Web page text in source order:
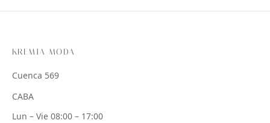
KREMIA MODA
Cuenca 569
CABA
Lun – Vie 08:00 – 17:00